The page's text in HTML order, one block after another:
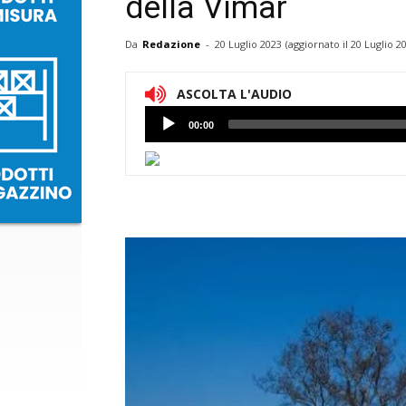
della Vimar
Da Redazione - 20 Luglio 2023 (aggiornato il 20 Luglio
ASCOLTA L'AUDIO
Lettore
Audio
00:00